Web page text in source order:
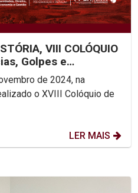
VIII COLÓQUIO
Golpes e
de 2024, na
o XVIII Colóquio de
LER MAIS